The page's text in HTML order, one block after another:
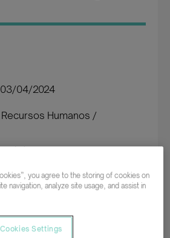
03/04/2024
Humanos /
you agree to the storing of cookies on
navigation, analyze site usage, and assist in
Cookies Settings